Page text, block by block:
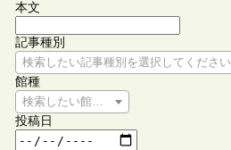
本文
記事種別
検索したい記事種別を選択してください
館種
検索したい館種を選択してください
投稿日